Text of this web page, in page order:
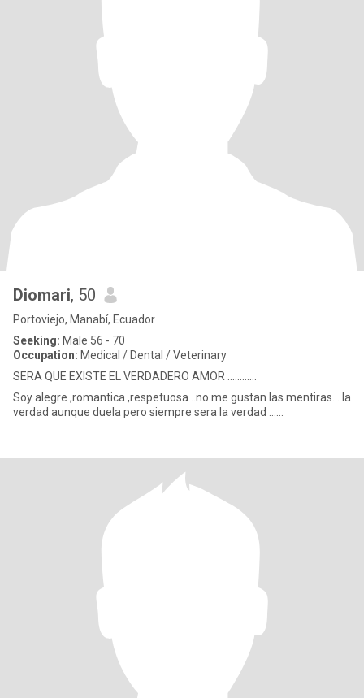
Diomari, 50
Portoviejo, Manabí, Ecuador
Seeking: Male 56 - 70
Occupation: Medical / Dental / Veterinary
SERA QUE EXISTE EL VERDADERO AMOR ............
Soy alegre ,romantica ,respetuosa ..no me gustan las mentiras... la
verdad aunque duela pero siempre sera la verdad ......